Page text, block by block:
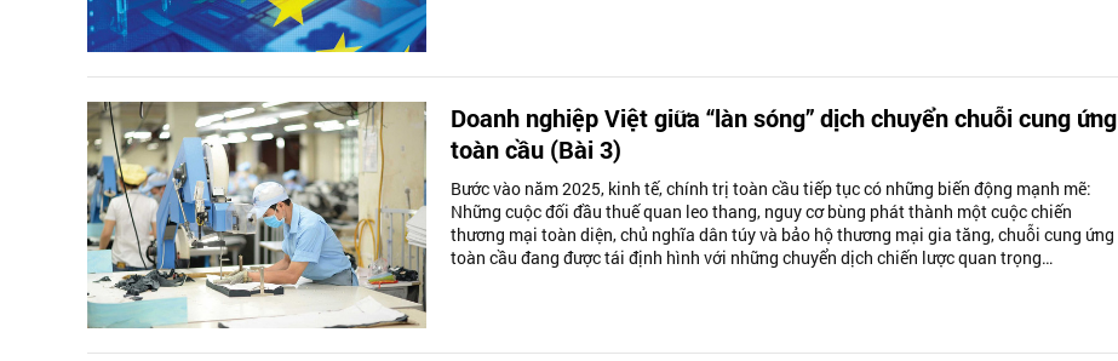
Doanh nghiệp Việt giữa “làn sóng” dịch chuyển chuỗi cung ứng
toàn cầu (Bài 3)
Bước vào năm 2025, kinh tế, chính trị toàn cầu tiếp tục có những biến động mạnh mẽ:
Những cuộc đối đầu thuế quan leo thang, nguy cơ bùng phát thành một cuộc chiến
thương mại toàn diện, chủ nghĩa dân túy và bảo hộ thương mại gia tăng, chuỗi cung ứng
toàn cầu đang được tái định hình với những chuyển dịch chiến lược quan trọng…